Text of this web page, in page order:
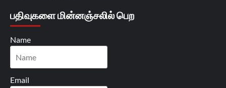
பதிவுகளை மின்னஞ்சலில் பெற
Name
Email